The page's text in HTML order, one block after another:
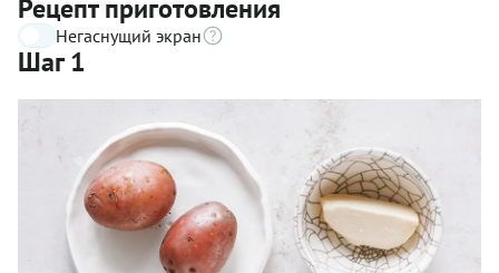
Рецепт приготовления
Негаснущий экран
Шаг 1